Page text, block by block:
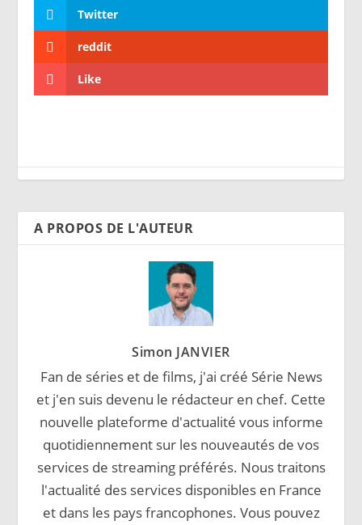
Twitter
reddit
Like
A PROPOS DE L'AUTEUR
Simon JANVIER
Fan de séries et de films, j'ai créé Série News
et j'en suis devenu le rédacteur en chef. Cette
nouvelle plateforme d'actualité vous informe
quotidiennement sur les nouveautés de vos
services de streaming préférés. Nous traitons
l'actualité des services disponibles en France
et dans les pays francophones. Vous pouvez